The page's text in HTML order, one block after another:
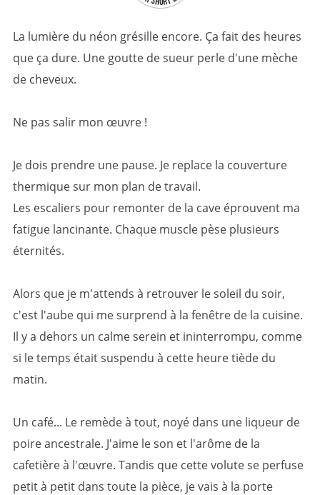
La lumière du néon grésille encore. Ça fait des heures
que ça dure. Une goutte de sueur perle d'une mèche
de cheveux.
Ne pas salir mon œuvre !
Je dois prendre une pause. Je replace la couverture
thermique sur mon plan de travail.
Les escaliers pour remonter de la cave éprouvent ma
fatigue lancinante. Chaque muscle pèse plusieurs
éternités.
Alors que je m'attends à retrouver le soleil du soir,
c'est l'aube qui me surprend à la fenêtre de la cuisine.
Il y a dehors un calme serein et ininterrompu, comme
si le temps était suspendu à cette heure tiède du
matin.
Un café... Le remède à tout, noyé dans une liqueur de
poire ancestrale. J'aime le son et l'arôme de la
cafetière à l'œuvre. Tandis que cette volute se perfuse
petit à petit dans toute la pièce, je vais à la porte